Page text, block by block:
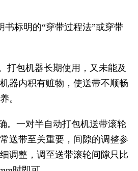
书标明的“穿带过程法”或穿带
打包机器长期使用，又未能及
器内积有赃物，使送带不顺畅
。
。一对半自动打包机送带滚轮
送带至关重要，间隙的调整参
调整，调至送带滚轮间隙只比